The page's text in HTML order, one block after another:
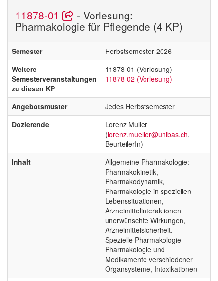
11878-01 - Vorlesung:
Pharmakologie für Pflegende (4 KP)
Semester
Herbstsemester 2026
Weitere
Semesterveranstaltungen
zu diesen KP
11878-01 (Vorlesung)
11878-02 (Vorlesung)
Angebotsmuster
Jedes Herbstsemester
Dozierende
Lorenz Müller
(lorenz.mueller@unibas.ch,
BeurteilerIn)
Inhalt
Allgemeine Pharmakologie:
Pharmakokinetik,
Pharmakodynamik,
Pharmakologie in speziellen
Lebenssituationen,
Arzneimittelinteraktionen,
unerwünschte Wirkungen,
Arzneimittelsicherheit.
Spezielle Pharmakologie:
Pharmakologie und
Medikamente verschiedener
Organsysteme, Intoxikationen